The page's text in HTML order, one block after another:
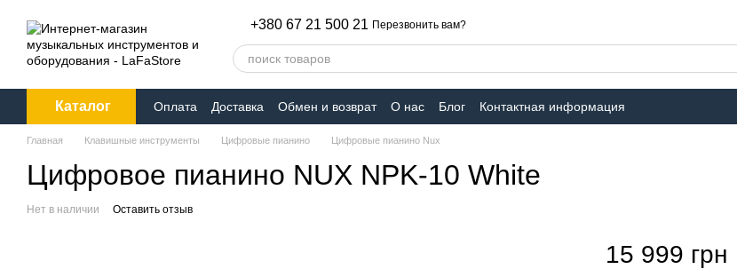
+380 67 21 500 21 Перезвонить вам?
Каталог Оплата Доставка Обмен и возврат О нас Блог Контактная информация
Главная Клавишные инструменты Цифровые пианино Цифровые пианино Nux
Цифровое пианино NUX NPK-10 White
Нет в наличии Оставить отзыв
15 999 грн